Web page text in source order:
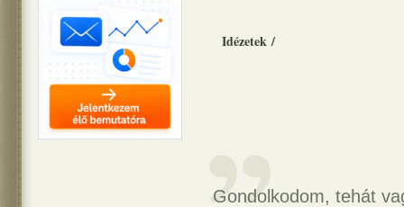
Idézetek /
Gondolkodom, tehát